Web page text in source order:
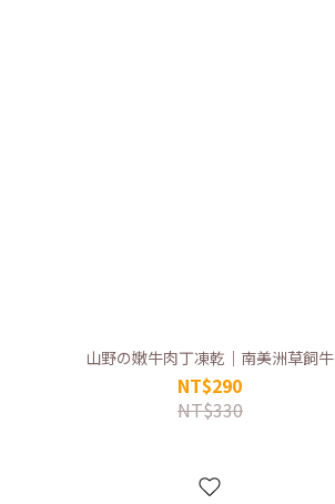
山野の嫩牛肉丁凍乾｜南美洲草飼牛
NT$290
NT$330